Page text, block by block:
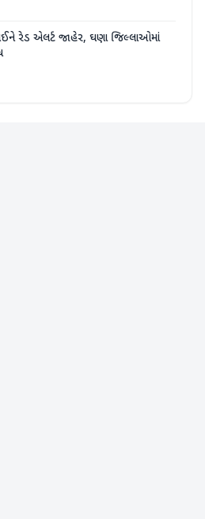
રેડ એલર્ટ જાહેર, ઘણા જિલ્લાઓમાં